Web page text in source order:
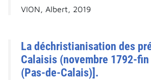
VION, Albert, 2019
La déchristianisation des
Calaisis (novembre 1792-
(Pas-de-Calais)].